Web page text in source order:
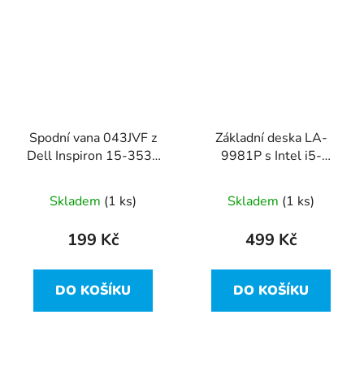
Spodní vana 043JVF z
Dell Inspiron 15-3537
Skladem (1 ks)
199 Kč
DO KOŠÍKU
Základní deska LA-
9981P s Intel i5-
15-3537 vadná
Skladem (1 ks)
499 Kč
DO KOŠÍKU